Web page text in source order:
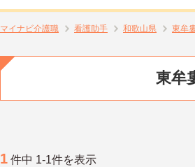
マイナビ介護職 看護助手 和歌山県 東牟
東牟
1 件中 1-1件を表示